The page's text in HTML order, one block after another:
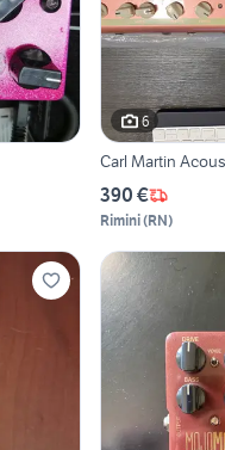
6
Carl Martin
390 €
Rimini(RN)